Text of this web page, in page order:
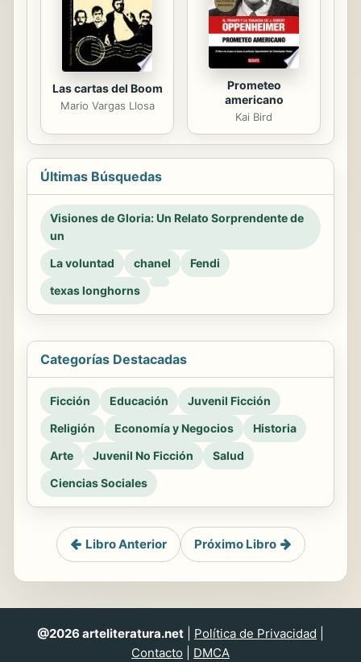
Las cartas del Boom
Mario Vargas Llosa
Prometeo
americano
Kai Bird
Últimas Búsquedas
Visiones de Gloria: Un Relato Sorprendente de
un
La voluntad
chanel
Fendi
texas longhorns
Categorías Destacadas
Ficción Educación
Juvenil Ficción
Religión
Economía y Negocios
Historia
Arte
Juvenil No Ficción
Salud
Ciencias Sociales
Libro Anterior Próximo Libro
@2026 arteliteratura.net Política de Privacidad
Contacto
DMCA